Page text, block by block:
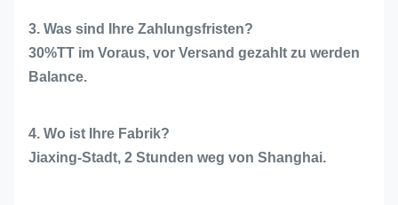
3. Was sind Ihre Zahlungsfristen?
30%TT im Voraus, vor Versand gezahlt zu werden
Balance.
4. Wo ist Ihre Fabrik?
Jiaxing-Stadt, 2 Stunden weg von Shanghai.